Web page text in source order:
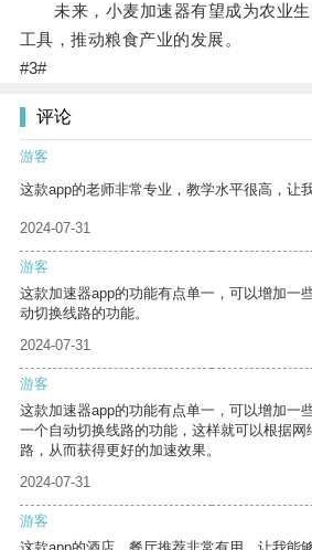
未来，小麦加速器有望成为农业生
工具，推动粮食产业的发展。
#3#
评论
游客
这款app的老师非常专业，教学水平很高，让
2024-07-31
游客
这款加速器app的功能有点单一，可以增加一
动切换线路的功能。
2024-07-31
游客
这款加速器app的功能有点单一，可以增加一
一个自动切换线路的功能，这样就可以根据
路，从而获得更好的加速效果。
2024-07-31
游客